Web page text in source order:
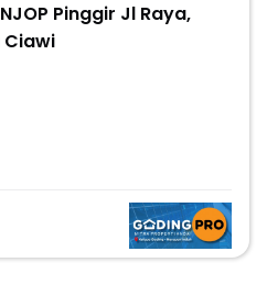
Pinggir Jl Raya,